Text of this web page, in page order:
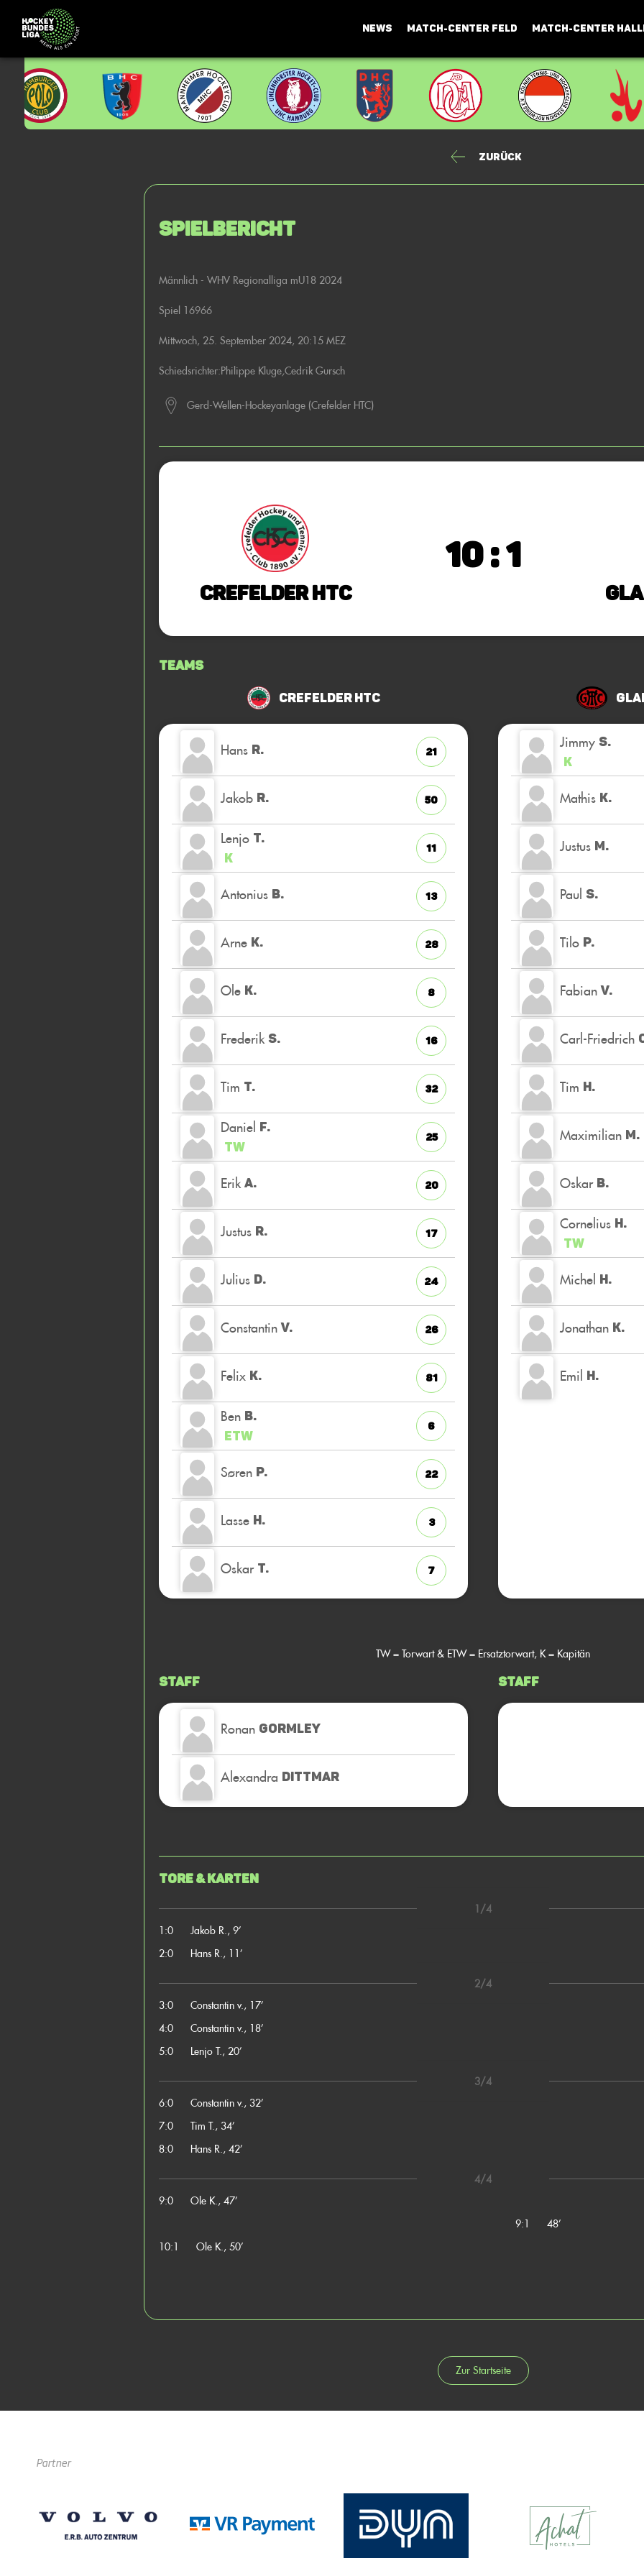
NEWS MATCH-CENTER FELD MATCH-CENTER
Zurück
Spielbericht
Männlich - WHV Regionalliga mU18 2024
Spiel 16966
Mittwoch, 25. September 2024, 20:15 MEZ
Schiedsrichter:Philippe Kluge,Cedrik Gursch
Gerd-Wellen-Hockeyanlage (Crefelder HTC)
Crefelder HTC
10 : 1
Teams
Crefelder HTC
Hans R. 21
Jakob R. 50
Lenjo T.
K
11
Antonius B. 13
Arne K. 28
Ole K. 8
Frederik S. 16
Tim T. 32
Daniel F.
TW
25
Erik A. 20
Justus R. 17
Julius D. 24
Constantin V. 26
Felix K. 81
Ben B.
ETW
6
Søren P. 22
Lasse H. 3
Oskar T. 7
Jimmy S.
K
Mathis K.
Justus M.
Paul S.
Tilo P.
Fabian V.
Carl-Friedrich
Tim H.
Maximilian M.
Oskar B.
Cornelius H.
TW
Michel H.
Jonathan K.
Emil H.
TW = Torwart & ETW = Ersatztorwart, K = Kapitän
Staff
Ronan GORMLEY
Alexandra DITTMAR
Staff
Tore & Karten
1/4
1:0
Jakob R., 9’
2:0
Hans R., 11’
2/4
3:0
Constantin v., 17’
4:0
Constantin v., 18’
5:0
Lenjo T., 20’
3/4
6:0
Constantin v., 32’
7:0
Tim T., 34’
8:0
Hans R., 42’
4/4
9:0
Ole K., 47’
9:1
48’
10:1
Ole K., 50’
Zur Startseite
Partner